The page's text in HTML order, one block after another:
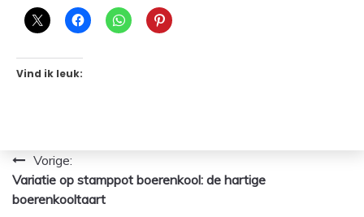
Vind ik leuk:
Bericht
navigatie
Vorige:
Variatie op stamppot boerenkool: de hartige
boerenkooltaart